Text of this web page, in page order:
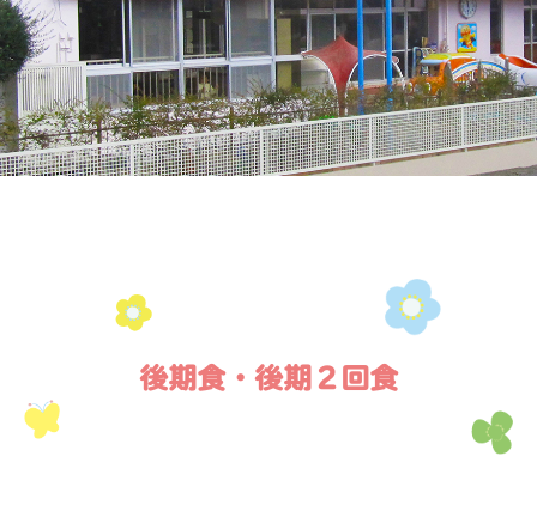
後期食・後期２回食